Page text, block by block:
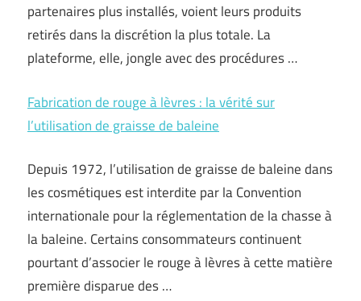
partenaires plus installés, voient leurs produits
retirés dans la discrétion la plus totale. La
plateforme, elle, jongle avec des procédures …
Fabrication de rouge à lèvres : la vérité sur
l’utilisation de graisse de baleine
Depuis 1972, l’utilisation de graisse de baleine dans
les cosmétiques est interdite par la Convention
internationale pour la réglementation de la chasse à
la baleine. Certains consommateurs continuent
pourtant d’associer le rouge à lèvres à cette matière
première disparue des …